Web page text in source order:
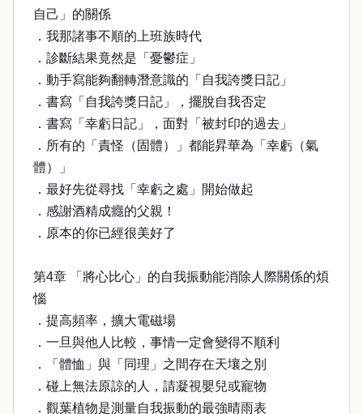
自己」的關係
．我那諸事不順的上班族時代
．診斷結果竟然是「憂鬱症」
．動手寫能夠翻轉潛意識的「自我誇獎日記」
．書寫「自我誇獎日記」，擺脫自我否定
．書寫「幸虧日記」，面對「被封印的過去」
．所有的「責怪（固體）」都能昇華為「幸虧（氣
體）」
．最好先從尋找「幸虧之處」開始做起
．感謝酒精成癮的父親！
．原本的你已經很美好了
第4章 「將心比心」的自我振動能消除人際關係的煩
惱
．提高頻率，擴大電磁場
．一旦與他人比較，事情一定會變得不順利
．「體恤」與「同理」之間存在天壤之別
．碰上無法原諒的人，請凝視嬰兒或寵物
．觀葉植物是測量自我振動的最強晴雨表